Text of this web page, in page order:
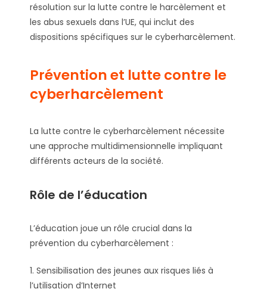
résolution sur la lutte contre le harcèlement et
les abus sexuels dans l’UE, qui inclut des
dispositions spécifiques sur le cyberharcèlement.
Prévention et lutte contre le
cyberharcèlement
La lutte contre le cyberharcèlement nécessite
une approche multidimensionnelle impliquant
différents acteurs de la société.
Rôle de l’éducation
L’éducation joue un rôle crucial dans la
prévention du cyberharcèlement :
1. Sensibilisation des jeunes aux risques liés à
l’utilisation d’Internet